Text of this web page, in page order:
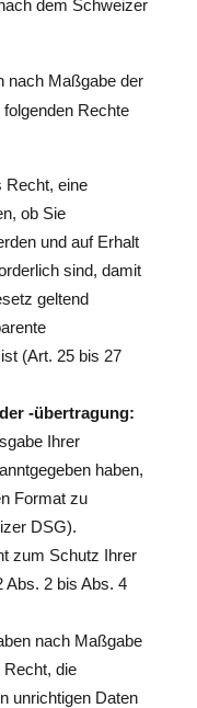
dem Schweizer
nach Maßgabe der
Rechte
Recht, eine
ob Sie
und auf Erhalt
sind, damit
geltend
(Art. 25 bis 27
-übertragung:
Ihrer
haben,
Format zu
DSG).
zum Schutz Ihrer
Abs. 2 bis Abs. 4
nach Maßgabe
die
unrichtigen Daten